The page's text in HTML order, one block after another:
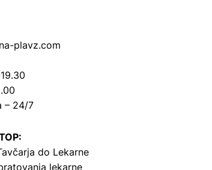
plavz.com
– 24/7
do Lekarne
lekarne